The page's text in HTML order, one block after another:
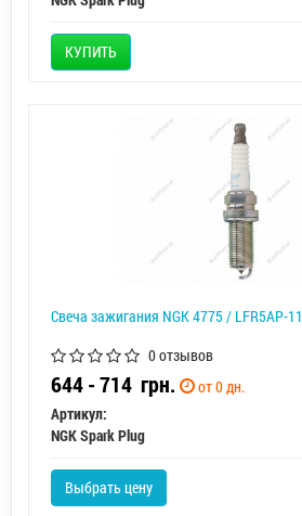
КУПИТЬ
Свеча зажигания NGK 4775 / LFR5AP-11
0 отзывов
644 - 714 грн.
от 0 дн.
Артикул:
NGK Spark Plug
Выбрать цену